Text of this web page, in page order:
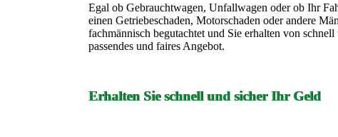
Egal ob Gebrauchtwagen, Unfallwagen oder ob Ihr
einen Getriebeschaden, Motorschaden oder andere
fachmännisch begutachtet und Sie erhalten von
passendes und faires Angebot.
Erhalten Sie schnell und sicher Ihr Geld